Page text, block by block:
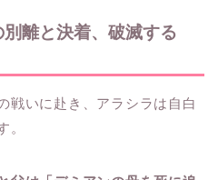
離と決着、破滅する
戦いに赴き、アラシラは自白
。